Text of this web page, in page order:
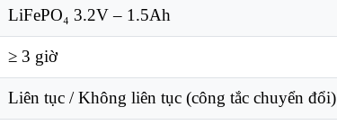
LiFePO₄ 3.2V – 1.5Ah
≥ 3 giờ
Liên tục / Không liên tục (công tắc chuyển đổi)